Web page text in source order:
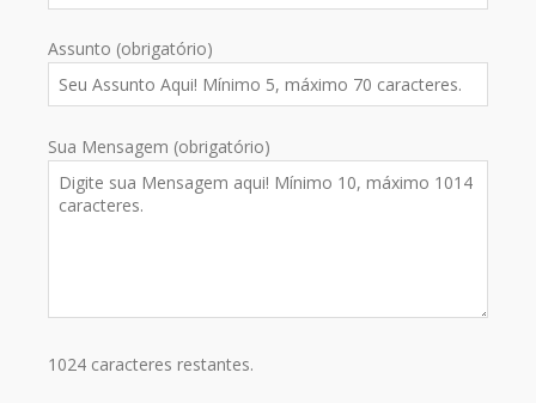
Assunto (obrigatório)
Sua Mensagem (obrigatório)
1024 caracteres restantes.